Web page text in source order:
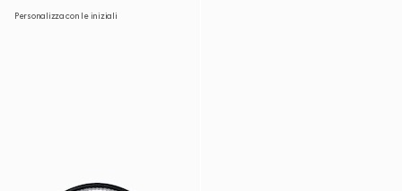
Personalizza con le iniziali